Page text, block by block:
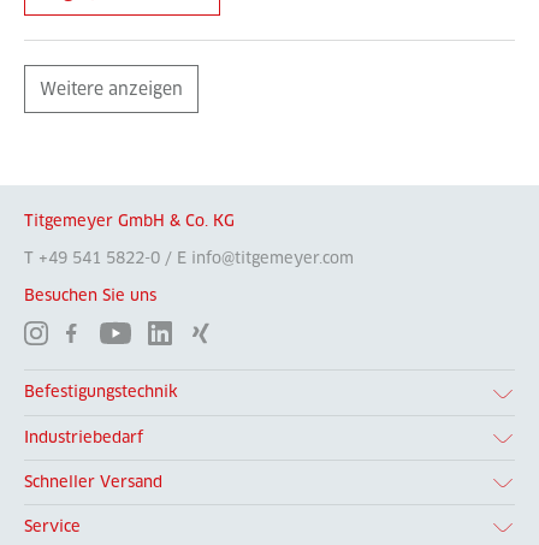
Weitere anzeigen
Titgemeyer GmbH & Co. KG
T +49 541 5822-0 / E info@titgemeyer.com
Besuchen Sie uns
Befestigungstechnik
Industriebedarf
Schneller Versand
Service